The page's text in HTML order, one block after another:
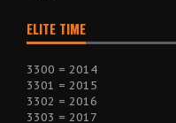
ELITE TIME
3300 = 2014
3301 = 2015
3302 = 2016
3303 = 2017